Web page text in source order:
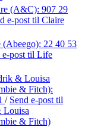
(A&C): 907 29
e-post til Claire
22 40 53
e-post til Life
& Louisa
& Fitch):
/ Send e-post til
Louisa
& Fitch)